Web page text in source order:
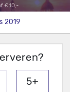
€10,-.
2019
5+